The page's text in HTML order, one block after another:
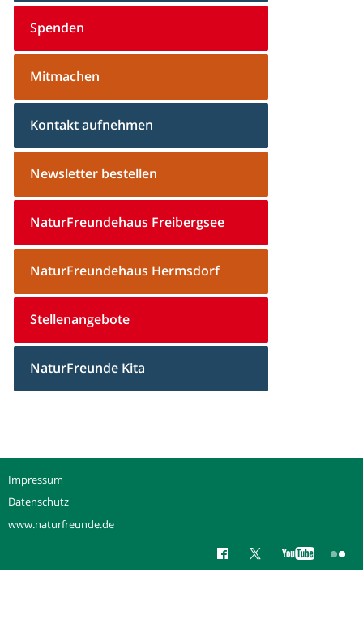
Spenden
Mitmachen
Kontakt aufnehmen
Newsletter bestellen
NaturFreundehaus Freibergsee
NaturFreundehaus Hermsdorf
Stellenangebote
NaturFreunde Kita
Impressum
Datenschutz
www.naturfreunde.de